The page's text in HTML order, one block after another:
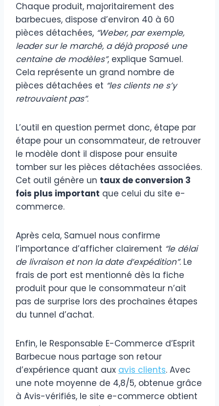
Chaque produit, majoritairement des
barbecues, dispose d’environ 40 à 60
pièces détachées, “Weber, par exemple,
leader sur le marché, a déjà proposé une
centaine de modèles”, explique Samuel.
Cela représente un grand nombre de
pièces détachées et “les clients ne s’y
retrouvaient pas”.
L’outil en question permet donc, étape par
étape pour un consommateur, de retrouver
le modèle dont il dispose pour ensuite
tomber sur les pièces détachées associées.
Cet outil génère un taux de conversion 3
fois plus important que celui du site e-
commerce.
Après cela, Samuel nous confirme
l’importance d’afficher clairement “le délai
de livraison et non la date d’expédition”. Le
frais de port est mentionné dès la fiche
produit pour que le consommateur n’ait
pas de surprise lors des prochaines étapes
du tunnel d’achat.
Enfin, le Responsable E-Commerce d’Esprit
Barbecue nous partage son retour
d’expérience quant aux avis clients. Avec
une note moyenne de 4,8/5, obtenue grâce
à Avis-vérifiés, le site e-commerce obtient